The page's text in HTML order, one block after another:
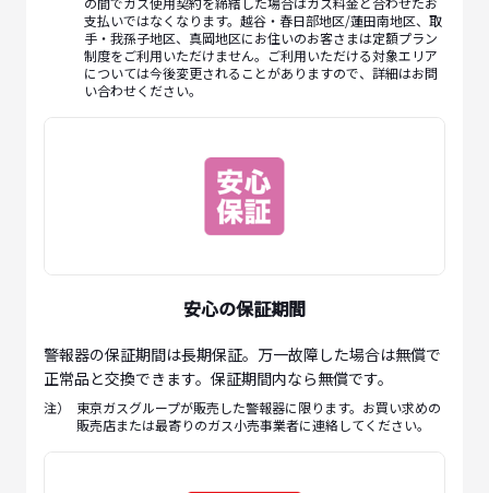
支払いではなくなります。越谷・春日部地区/蓮田南地区、取
手・我孫子地区、真岡地区にお住いのお客さまは定額プラン
制度をご利用いただけません。ご利用いただける対象エリア
については今後変更されることがありますので、詳細はお問
い合わせください。
安心の保証期間
警報器の保証期間は長期保証。万一故障した場合は無償で
正常品と交換できます。保証期間内なら無償です。
注）
東京ガスグループが販売した警報器に限ります。お買い求めの
販売店または最寄りのガス小売事業者に連絡してください。